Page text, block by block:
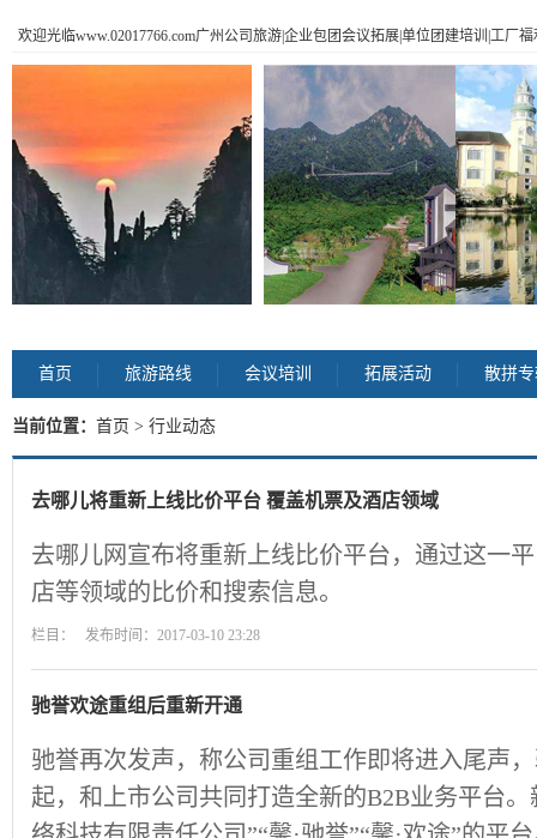
欢迎光临www.02017766.com广州公司旅游|企业包团会议拓展|单位团建培训|工厂
首页 旅游路线 会议培训 拓展活动 散拼
当前位置： 首页 > 行业动态
去哪儿将重新上线比价平台 覆盖机票及酒店领域
去哪儿网宣布将重新上线比价平台，通过这一
店等领域的比价和搜索信息。
栏目： 发布时间：2017-03-10 23:28
驰誉欢途重组后重新开通
驰誉再次发声，称公司重组工作即将进入尾声
起，和上市公司共同打造全新的B2B业务平台